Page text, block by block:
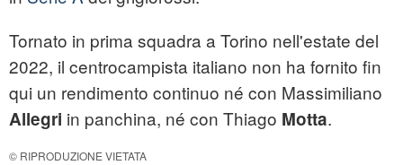
Tornato in prima squadra a Torino nell'estate del
2022, il centrocampista italiano non ha fornito fin
qui un rendimento continuo né con Massimiliano
Allegri in panchina, né con Thiago Motta.
© RIPRODUZIONE VIETATA